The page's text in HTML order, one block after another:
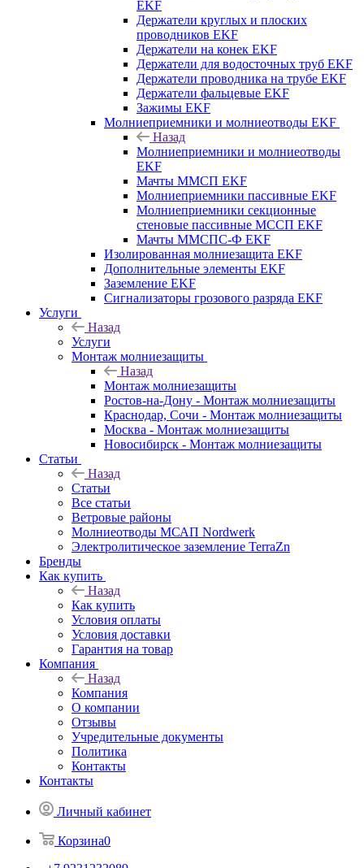
EKF
Держатели круглых и плоских
проводников EKF
Держатели на конек EKF
Держатели для водосточных труб EKF
Держатели проводника на трубе EKF
Держатели фальцевые EKF
Зажимы EKF
Молниеприемники и молниеотводы EKF
Назад
Молниеприемники и молниеотводы
EKF
Мачты ММСП EKF
Молниеприемники пассивные EKF
Молниеприемники секционные
стеновые пассивные МССП EKF
Мачты ММСПС-Ф EKF
Изолированная молниезащита EKF
Дополнительные элементы EKF
Заземление EKF
Сигнализаторы грозового разряда EKF
Услуги
Назад
Услуги
Монтаж молниезащиты
Назад
Монтаж молниезащиты
Ростов-на-Дону - Монтаж молниезащиты
Краснодар, Сочи - Монтаж молниезащиты
Москва - Монтаж молниезащиты
Новосибирск - Монтаж молниезащиты
Статьи
Назад
Статьи
Все статьи
Ветровые районы
Молниеотводы МСАП Nordwerk
Электролитическое заземление TerraZn
Бренды
Как купить
Назад
Как купить
Условия оплаты
Условия доставки
Гарантия на товар
Компания
Назад
Компания
О компании
Отзывы
Учредительные документы
Политика
Контакты
Контакты
Личный кабинет
Корзина0